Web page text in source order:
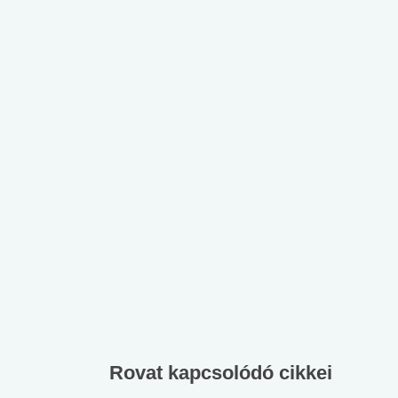
Rovat kapcsolódó cikkei